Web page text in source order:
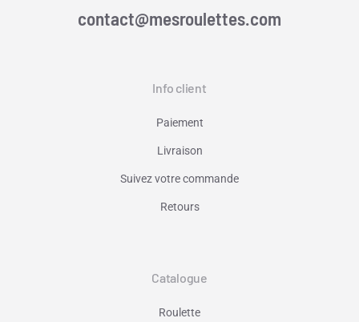
contact@mesroulettes.com
Info client
Paiement
Livraison
Suivez votre commande
Retours
Catalogue
Roulette